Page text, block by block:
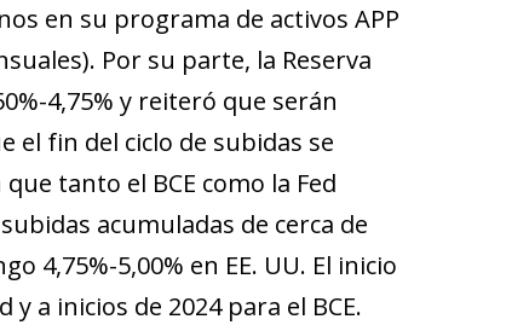
en su programa de activos APP
Por su parte, la Reserva
4,75% y reiteró que serán
el fin del ciclo de subidas se
tanto el BCE como la Fed
acumuladas de cerca de
4,75%-5,00% en EE. UU. El inicio
a inicios de 2024 para el BCE.